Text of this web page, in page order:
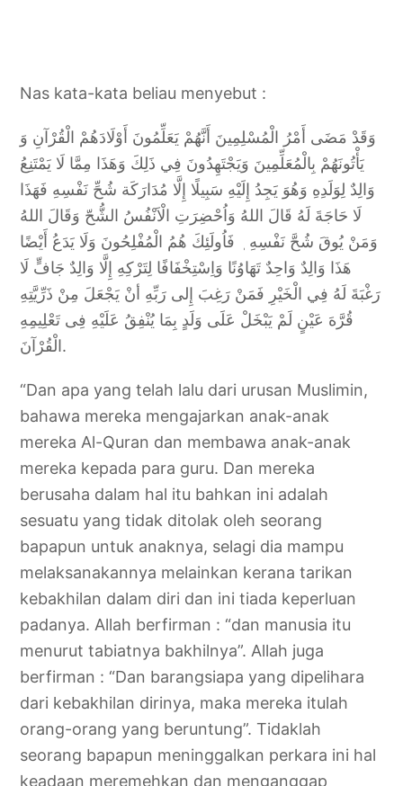
Nas kata-kata beliau menyebut :
وَقَدْ مَضَى أَمْرُ الْمُسْلِمِينَ أَنَّهُمْ يَعَلِّمُونَ أَوْلَادَهُمْ الْقُرْآنِ وَ
يَأْتُونَهُمْ بِالْمُعَلِّمِينَ وَيَجْتَهِدُونَ فِي ذَلِكَ وَهَذَا مِمَّا لَا يَمْتَنِعُ
وَالِدٌ لِوَلَدِهِ وَهُوَ يَجِدُ إِلَيْهِ سَبِيلًا إِلَّا مُدَارَكَة شُحِّ نَفْسِهِ فَهَذَا
لَا حَاجَةَ لَهُ قَالَ اللهُ وَاُحْضِرَتِ الْاَنْفُسُ الشُّحّ وَقَالَ اللهُ
وَمَنْ يُوقَ شُحَّ نَفْسِهِ ٖ فَاُولَئِكَ هُمُ الْمُفْلِحُونَ وَلَا يَدَعُ أَيْضًا
هَذَا وَالِدٌ وَاحِدٌ تَهَاوُنًا وَاِسْتِخْفَافًا لِتَرْكِهِ إِلَّا وَالِدٌ جَافٍّ لَا
رَغْبَةَ لَهُ فِي الْخَيْرِ فَمَنْ رَغِبَ إِلى رَبِّهِ أنْ يَجْعَلَ مِنْ ذَرِّيَّتِهِ
قُرَّهَ عَيْنٍ لَمْ يَبْخَلْ عَلَى وَلَدٍ بِمَا يُنْفِقُ عَلَيْهِ فِى تَعْلِيمِهِ
الْقُرْآنَ.
“Dan apa yang telah lalu dari urusan Muslimin,
bahawa mereka mengajarkan anak-anak
mereka Al-Quran dan membawa anak-anak
mereka kepada para guru. Dan mereka
berusaha dalam hal itu bahkan ini adalah
sesuatu yang tidak ditolak oleh seorang
bapapun untuk anaknya, selagi dia mampu
melaksanakannya melainkan kerana tarikan
kebakhilan dalam diri dan ini tiada keperluan
padanya. Allah berfirman : “dan manusia itu
menurut tabiatnya bakhilnya”. Allah juga
berfirman : “Dan barangsiapa yang dipelihara
dari kebakhilan dirinya, maka mereka itulah
orang-orang yang beruntung”. Tidaklah
seorang bapapun meninggalkan perkara ini hal
keadaan meremehkan dan menganggap